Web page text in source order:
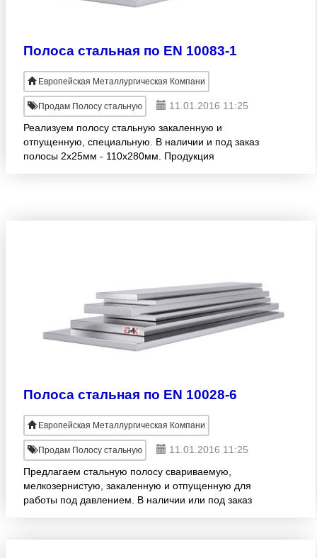
Полоса стальная по EN 10083-1
Европейская Металлургическая Компани
Продам Полосу стальную
11.01.2016 11:25
Реализуем полосу стальную закаленную и
отпущенную, специальную. В наличии и под заказ
полосы 2х25мм - 110х280мм. Продукция
Полоса стальная по EN 10028-6
Европейская Металлургическая Компани
Продам Полосу стальную
11.01.2016 11:25
Предлагаем стальную полосу свариваемую,
мелкозернистую, закаленную и отпущенную для
работы под давлением. В наличии или под заказ